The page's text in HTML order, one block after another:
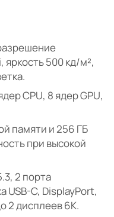
500 кд/м²,
CPU, 8 ядер GPU,
памяти и 256 ГБ
при высокой
2 порта
USB-C, DisplayPort,
2 дисплеев 6K.